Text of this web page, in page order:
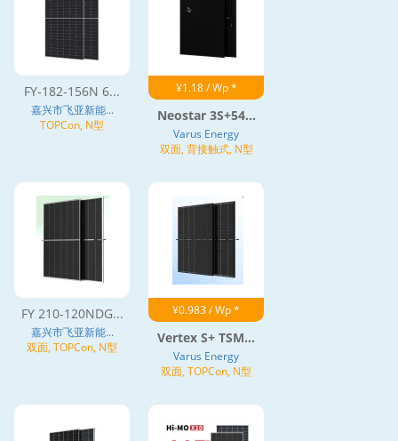
FY-182-156N 6...
嘉兴市飞亚新能...
TOPCon, N型
¥1.18 / Wp *
Neostar 3S+54...
Varus Energy
双面, 背接触式, N型
FY 210-120NDG...
嘉兴市飞亚新能...
双面, TOPCon, N型
¥0.983 / Wp *
Vertex S+ TSM...
Varus Energy
双面, TOPCon, N型